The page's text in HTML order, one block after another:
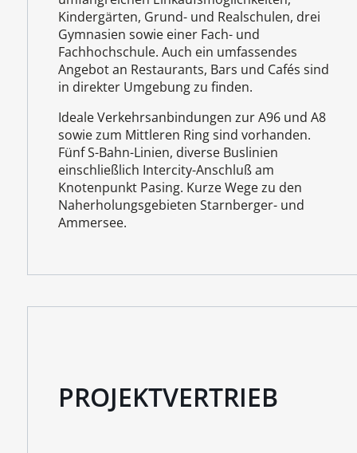
Kindergärten, Grund- und Realschulen, drei
Gymnasien sowie einer Fach- und
Fachhochschule. Auch ein umfassendes
Angebot an Restaurants, Bars und Cafés sind
in direkter Umgebung zu finden.
Ideale Verkehrsanbindungen zur A96 und A8
sowie zum Mittleren Ring sind vorhanden.
Fünf S-Bahn-Linien, diverse Buslinien
einschließlich Intercity-Anschluß am
Knotenpunkt Pasing. Kurze Wege zu den
Naherholungsgebieten Starnberger- und
Ammersee.
PROJEKTVERTRIEB